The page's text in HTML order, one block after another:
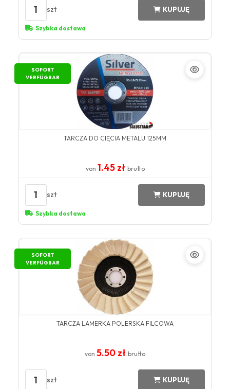
1 szt KUPUJĘ
Szybka dostawa
SOFORT
VERFÜGBAR
TARCZA DO CIĘCIA METALU 125MM
von 1.45 zł brutto
1 szt KUPUJĘ
Szybka dostawa
SOFORT
VERFÜGBAR
TARCZA LAMERKA POLERSKA FILCOWA
von 5.50 zł brutto
1 szt KUPUJĘ